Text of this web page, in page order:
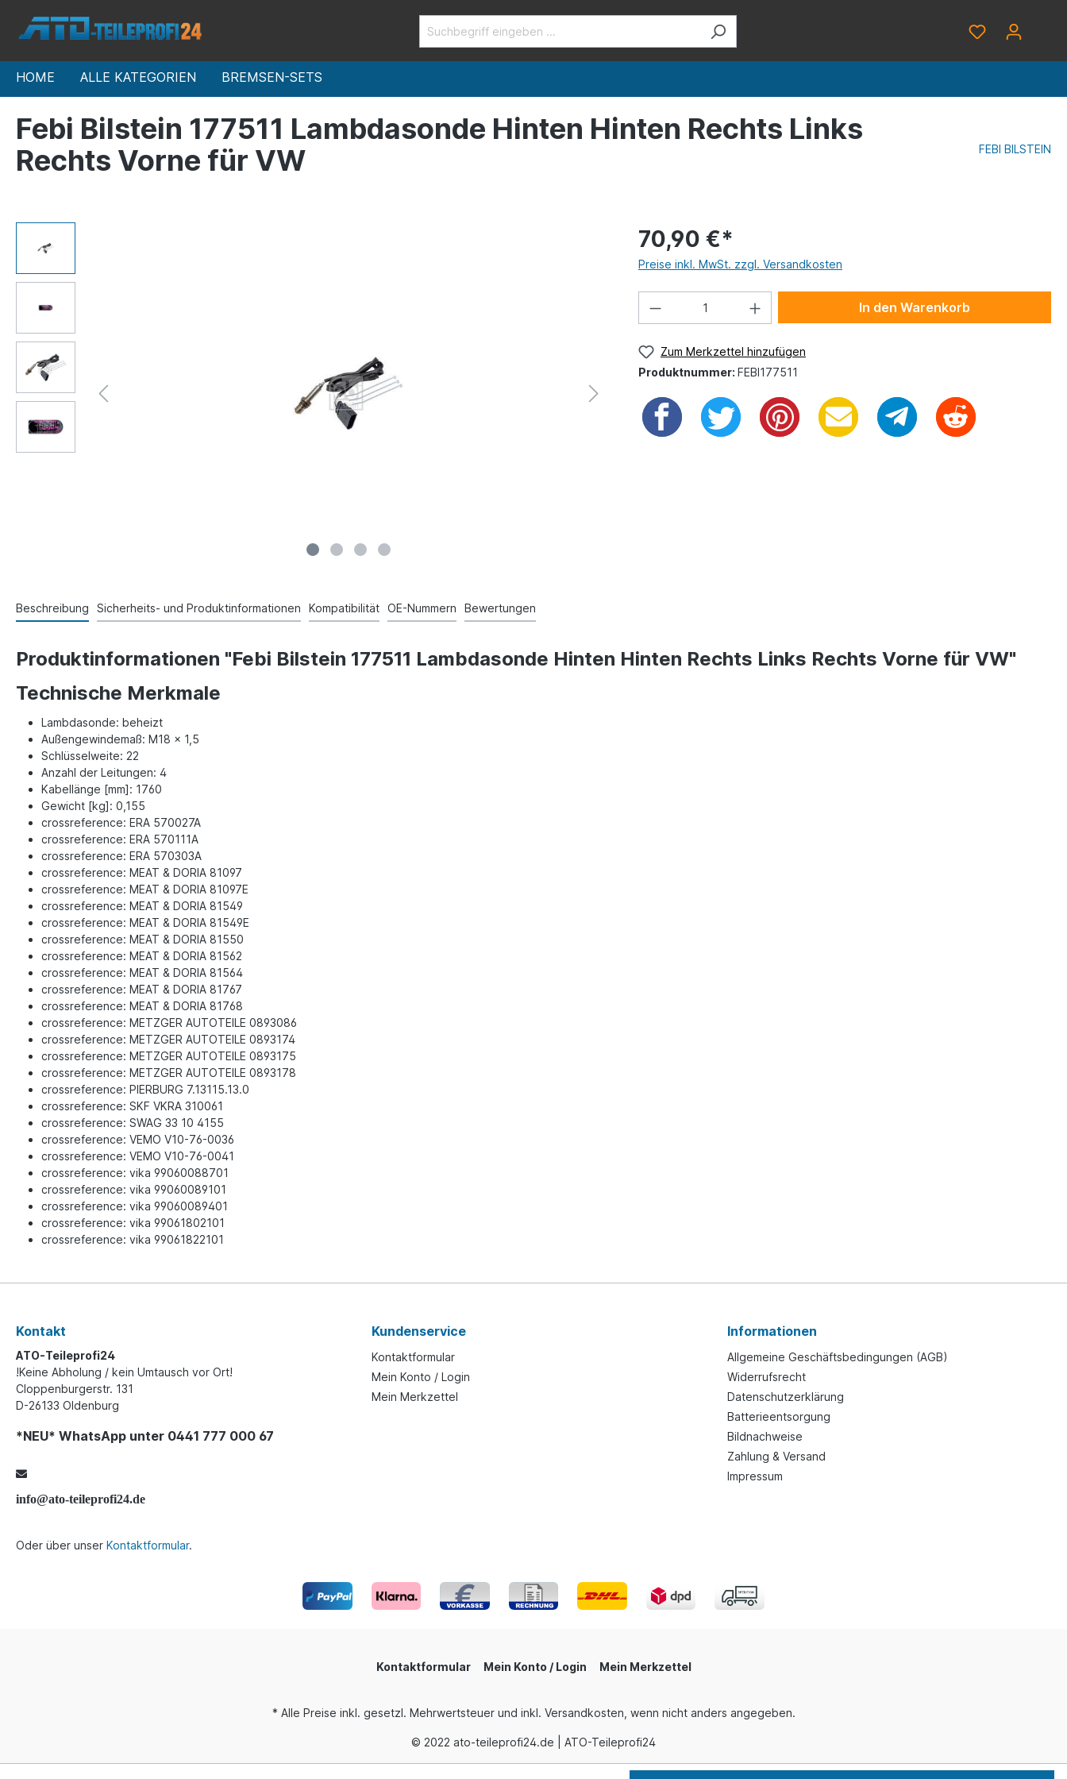
HOME ALLE KATEGORIEN BREMSEN-SETS
Febi Bilstein 177511 Lambdasonde Hinten Hinten Rechts Links
Rechts Vorne für VW
FEBI BILSTEIN
70,90 €*
Preise inkl. MwSt. zzgl. Versandkosten
In den Warenkorb
Zum Merkzettel hinzufügen
Produktnummer: FEBI177511
Beschreibung Sicherheits- und Produktinformationen Kompatibilität OE-Nummern Bewertungen
Produktinformationen "Febi Bilstein 177511 Lambdasonde Hinten Hinten Rechts Links Rechts Vorne für VW"
Technische Merkmale
Lambdasonde: beheizt
Außengewindemaß: M18 x 1,5
Schlüsselweite: 22
Anzahl der Leitungen: 4
Kabellänge [mm]: 1760
Gewicht [kg]: 0,155
crossreference: ERA 570027A
crossreference: ERA 570111A
crossreference: ERA 570303A
crossreference: MEAT & DORIA 81097
crossreference: MEAT & DORIA 81097E
crossreference: MEAT & DORIA 81549
crossreference: MEAT & DORIA 81549E
crossreference: MEAT & DORIA 81550
crossreference: MEAT & DORIA 81562
crossreference: MEAT & DORIA 81564
crossreference: MEAT & DORIA 81767
crossreference: MEAT & DORIA 81768
crossreference: METZGER AUTOTEILE 0893086
crossreference: METZGER AUTOTEILE 0893174
crossreference: METZGER AUTOTEILE 0893175
crossreference: METZGER AUTOTEILE 0893178
crossreference: PIERBURG 7.13115.13.0
crossreference: SKF VKRA 310061
crossreference: SWAG 33 10 4155
crossreference: VEMO V10-76-0036
crossreference: VEMO V10-76-0041
crossreference: vika 99060088701
crossreference: vika 99060089101
crossreference: vika 99060089401
crossreference: vika 99061802101
crossreference: vika 99061822101
Kontakt
ATO-Teileprofi24
!Keine Abholung / kein Umtausch vor Ort!
Cloppenburgerstr. 131
D-26133 Oldenburg
*NEU* WhatsApp unter 0441 777 000 67
info@ato-teileprofi24.de
Oder über unser Kontaktformular.
Kundenservice
Kontaktformular
Mein Konto / Login
Mein Merkzettel
Informationen
Allgemeine Geschäftsbedingungen (AGB)
Widerrufsrecht
Datenschutzerklärung
Batterieentsorgung
Bildnachweise
Zahlung & Versand
Impressum
Kontaktformular Mein Konto / Login Mein Merkzettel
* Alle Preise inkl. gesetzl. Mehrwertsteuer und inkl. Versandkosten, wenn nicht anders angegeben.
© 2022 ato-teileprofi24.de | ATO-Teileprofi24